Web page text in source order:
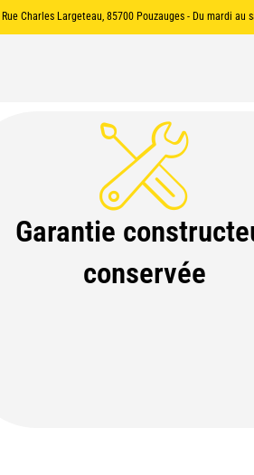
Charles Largeteau, 85700 Pouzauges - Du mardi
Garantie
conservée